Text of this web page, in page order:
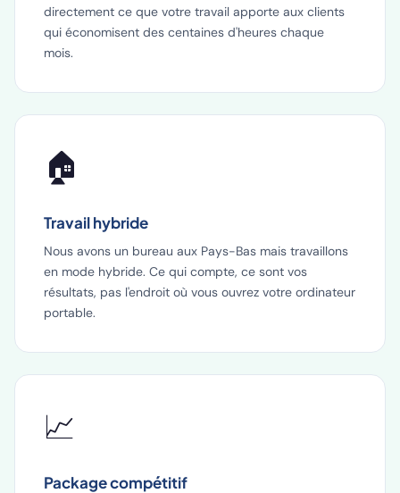
directement ce que votre travail apporte aux clients
qui économisent des centaines d'heures chaque
mois.
🏠
Travail hybride
Nous avons un bureau aux Pays-Bas mais travaillons
en mode hybride. Ce qui compte, ce sont vos
résultats, pas l'endroit où vous ouvrez votre ordinateur
portable.
📈
Package compétitif